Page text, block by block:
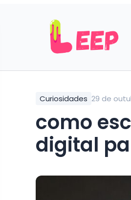
Curiosidades 29 de
como
digital